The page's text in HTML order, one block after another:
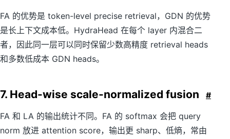
t
h
al
{
F
m
a
t
c
al
}
L
FA 的优势是 token-level precise retrieval，GDN 的优势
是长上下文成本低。HydraHead 在每个 layer 内混合二
者，因此同一层可以同时保留少数高精度 retrieval heads
和多数低成本 GDN heads。
7. Head-wise scale-normalized fusion #
FA 和 LA 的输出统计不同。FA 的 softmax 会把 query
norm 放进 attention score，输出更 sharp、低熵，常由